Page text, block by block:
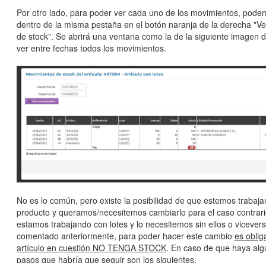
Por otro lado, para poder ver cada uno de los movimientos,
dentro de la misma pestaña en el botón naranja de la derecha
de stock". Se abrirá una ventana como la de la siguiente imagen
ver entre fechas todos los movimientos.
No es lo común, pero existe la posibilidad de que estemos
producto y queramos/necesitemos cambiarlo para el caso
estamos trabajando con lotes y lo necesitemos sin ellos o
comentado anteriormente, para poder hacer este cambio es
artículo en cuestión NO TENGA STOCK. En caso de que haya
pasos que habría que seguir son los siguientes.